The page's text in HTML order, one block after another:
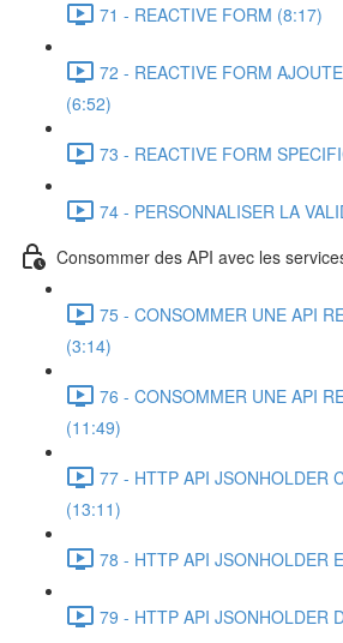
71 - REACTIVE FORM (8:17)
72 - REACTIVE FORM
(6:52)
73 - REACTIVE FORM
74 - PERSONNALISER LA
Consommer des API avec les
75 - CONSOMMER UNE API
(3:14)
76 - CONSOMMER UNE API
(11:49)
77 - HTTP API JSONHOLDER
(13:11)
78 - HTTP API JSONHOLDER
79 - HTTP API JSONHOLDER